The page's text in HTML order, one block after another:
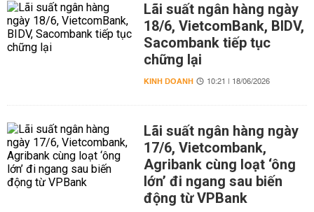
Lãi suất ngân hàng ngày
18/6, VietcomBank, BIDV,
Sacombank tiếp tục
chững lại
KINH DOANH 10:21 | 18/06/2026
Lãi suất ngân hàng ngày
17/6, Vietcombank,
Agribank cùng loạt ‘ông
lớn’ đi ngang sau biến
động từ VPBank